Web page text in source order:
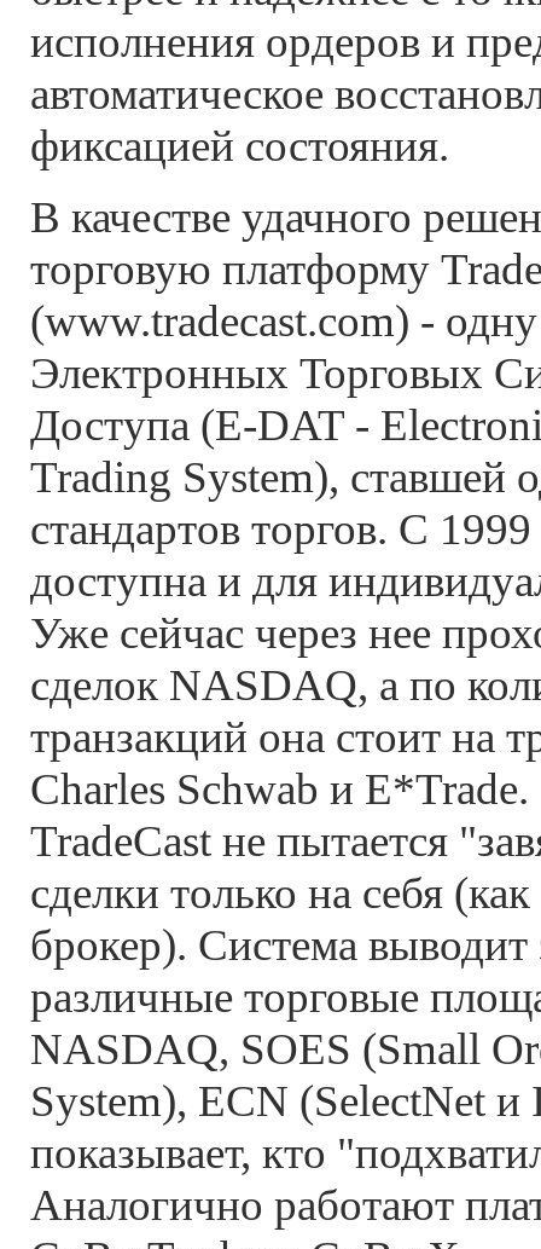
исполнения ордеров и
автоматическое
фиксацией состояния.
В качестве удачного
торговую платформу
(www.tradecast.com) -
Электронных Торговых
Доступа (E-DAT -
Trading System), ставшей
стандартов торгов. С 1999
доступна и для
Уже сейчас через нее
сделок NASDAQ, а по
транзакций она стоит на
Charles Schwab и
TradeCast не пытается
сделки только на себя
брокер). Система выводит
различные торговые
NASDAQ, SOES (Small
System), ECN (SelectNet и
показывает, кто
Аналогично работают